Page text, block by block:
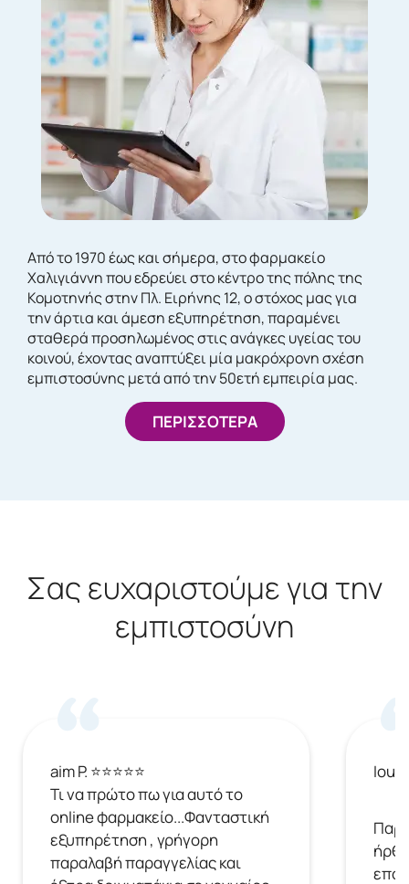
Από το 1970 έως και σήμερα, στο φαρμακείο
Χαλιγιάννη που εδρεύει στο κέντρο της πόλης της
Κομοτηνής στην Πλ. Ειρήνης 12, ο στόχος μας για
την άρτια και άμεση εξυπηρέτηση, παραμένει
σταθερά προσηλωμένος στις ανάγκες υγείας του
κοινού, έχοντας αναπτύξει μία μακρόχρονη σχέση
εμπιστοσύνης μετά από την 50ετή εμπειρία μας.
ΠΕΡΙΣΣΟΤΕΡΑ
Σας ευχαριστούμε για την
εμπιστοσύνη
aim P. ⭐⭐⭐⭐⭐
Τι να πρώτο πω για αυτό το
online φαρμακείο...Φανταστική
εξυπηρέτηση , γρήγορη
παραλαβή παραγγελίας και
Ioulia